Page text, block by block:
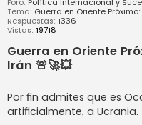
Tema: Guerra en Oriente Próximo:
Respuestas: 1336
Vistas: 19718
Guerra en Oriente
Irán 🚨🚀💥
Por fin admites que es
artificialmente, a Ucrania.